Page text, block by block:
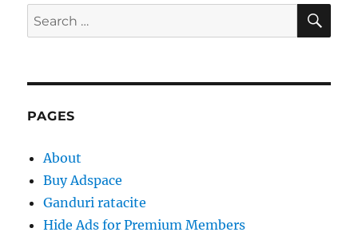
Search
for:
PAGES
About
Buy Adspace
Ganduri ratacite
Hide Ads for Premium Members